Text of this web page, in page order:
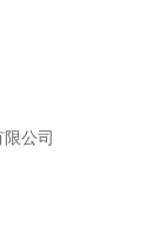
公司